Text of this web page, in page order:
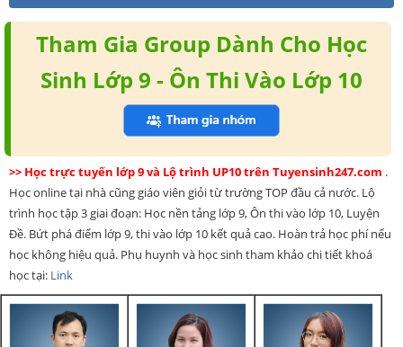
Tham Gia Group Dành Cho Học
Sinh Lớp 9 - Ôn Thi Vào Lớp 10
>> Học trực tuyến lớp 9 và Lộ trình UP10 trên Tuyensinh247.com .
Học online tại nhà cũng giáo viên giỏi từ trường TOP đầu cả nước. Lộ
trình học tập 3 giai đoạn: Học nền tảng lớp 9, Ôn thi vào lớp 10, Luyện
Đề. Bứt phá điểm lớp 9, thi vào lớp 10 kết quả cao. Hoàn trả học phí nếu
học không hiệu quả. Phụ huynh và học sinh tham khảo chi tiết khoá
học tại: Link